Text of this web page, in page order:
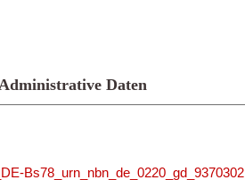
Daten
Bs78_urn_nbn_de_0220_gd_9370302